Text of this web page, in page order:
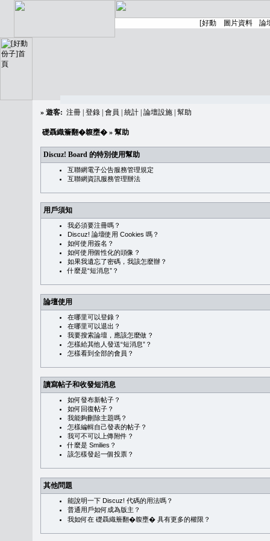
» 遊客: 注冊 登錄 會員 統計 論壇設施 幫助
礎聶織簷翻�䪖壅� » 幫助
Discuz! Board 的特別使用幫助
互聯網電子公告服務管理規定
互聯網資訊服務管理辦法
用戶須知
我必須要注冊嗎？
Discuz! 論壇使用 Cookies 嗎？
如何使用簽名？
如何使用個性化的頭像？
如果我遺忘了密碼，我該怎麼辦？
什麼是“短消息”？
論壇使用
在哪里可以登錄？
在哪里可以退出？
我要搜索論壇，應該怎麼做？
怎樣給其他人發送“短消息”？
怎樣看到全部的會員？
讀寫帖子和收發短消息
如何發布新帖子？
如何回復帖子？
我能夠刪除主題嗎？
怎樣編輯自己發表的帖子？
我可不可以上傳附件？
什麼是 Smilies？
該怎樣發起一個投票？
其他問題
能說明一下 Discuz! 代碼的用法嗎？
普通用戶如何成為版主？
我如何在 礎聶織簷翻�䪖壅� 具有更多的權限？